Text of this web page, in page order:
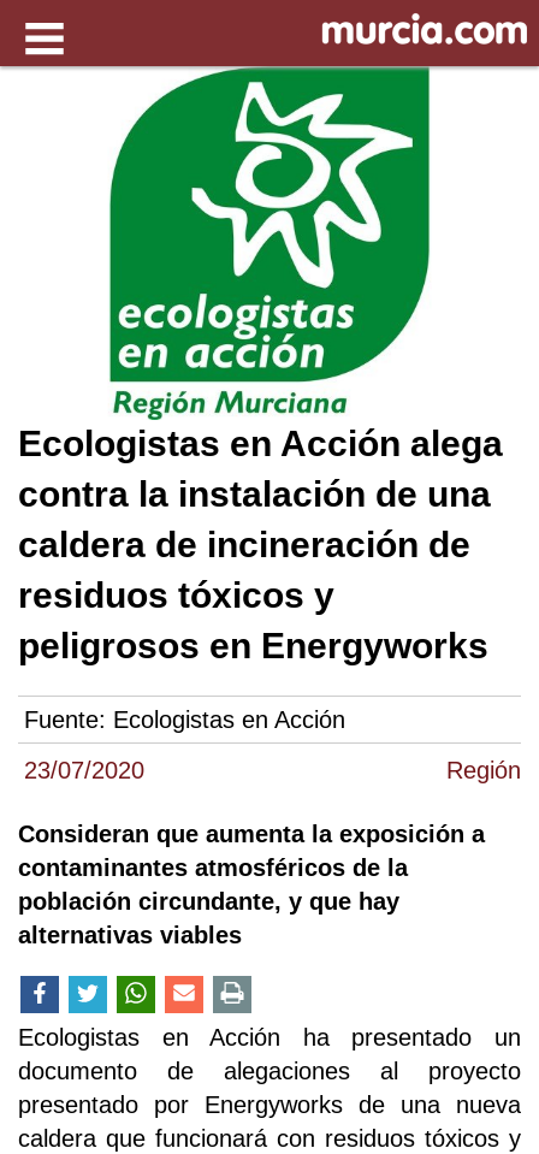
23/07/2020 Región
Ecologistas en Acción alega
contra la instalación de una
caldera de incineración de
residuos tóxicos y
peligrosos en Energyworks
Fuente: Ecologistas en Acción
Consideran que aumenta la exposición a
contaminantes atmosféricos de la
población circundante, y que hay
alternativas viables
Ecologistas en Acción ha presentado un
documento de alegaciones al proyecto
presentado por Energyworks de una nueva
caldera que funcionará con residuos tóxicos y